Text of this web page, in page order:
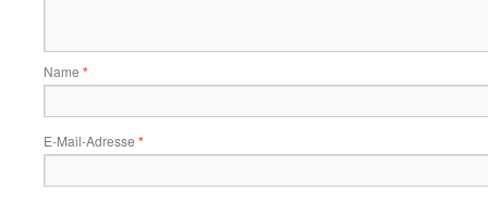
Name *
E-Mail-Adresse *